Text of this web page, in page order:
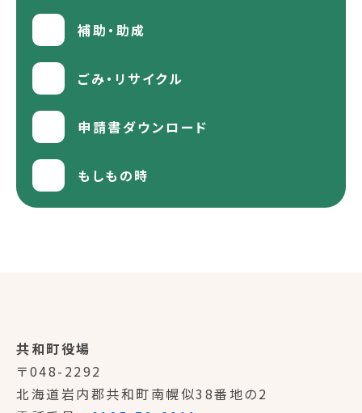
補助・助成
ごみ・リサイクル
申請書ダウンロード
もしもの時
共和町役場
〒048-2292
北海道岩内郡共和町南幌似38番地の2